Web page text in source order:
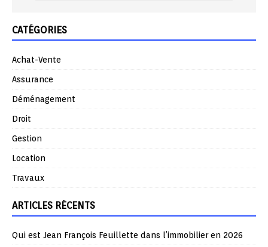
CATÉGORIES
Achat-Vente
Assurance
Déménagement
Droit
Gestion
Location
Travaux
ARTICLES RÉCENTS
Qui est Jean François Feuillette dans l’immobilier en 2026